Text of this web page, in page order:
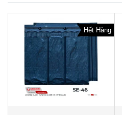
Hết Hàng